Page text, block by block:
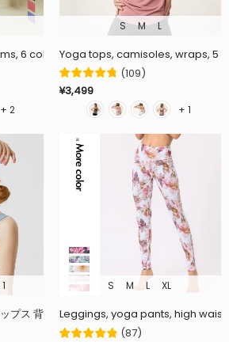
6 colors to choose from, loose, quick
+ 2
S M L
Yoga tops, camisoles, wraps, 5
(109)
¥3,499
+ 1
プス 背中開き カップ付き 盛れる ワイヤーな
S M L XL
Leggings, yoga pants, high
(87)